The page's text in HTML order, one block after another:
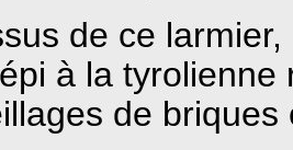
de ce
à la
de briques